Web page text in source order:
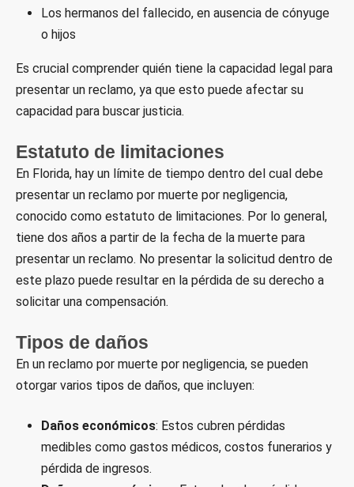
Los hermanos del fallecido, en ausencia de cónyuge
o hijos
Es crucial comprender quién tiene la capacidad legal para
presentar un reclamo, ya que esto puede afectar su
capacidad para buscar justicia.
Estatuto de limitaciones
En Florida, hay un límite de tiempo dentro del cual debe
presentar un reclamo por muerte por negligencia,
conocido como estatuto de limitaciones. Por lo general,
tiene dos años a partir de la fecha de la muerte para
presentar un reclamo. No presentar la solicitud dentro de
este plazo puede resultar en la pérdida de su derecho a
solicitar una compensación.
Tipos de daños
En un reclamo por muerte por negligencia, se pueden
otorgar varios tipos de daños, que incluyen:
Daños económicos: Estos cubren pérdidas
medibles como gastos médicos, costos funerarios y
pérdida de ingresos.